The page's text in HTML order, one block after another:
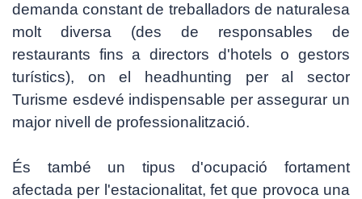
demanda constant de treballadors de naturalesa
molt diversa (des de responsables de
restaurants fins a directors d'hotels o gestors
turístics), on el
headhunting per al sector
Turisme esdevé indispensable per assegurar un
major nivell de professionalització.
És també un tipus d'ocupació fortament
afectada per l'estacionalitat, fet que provoca una